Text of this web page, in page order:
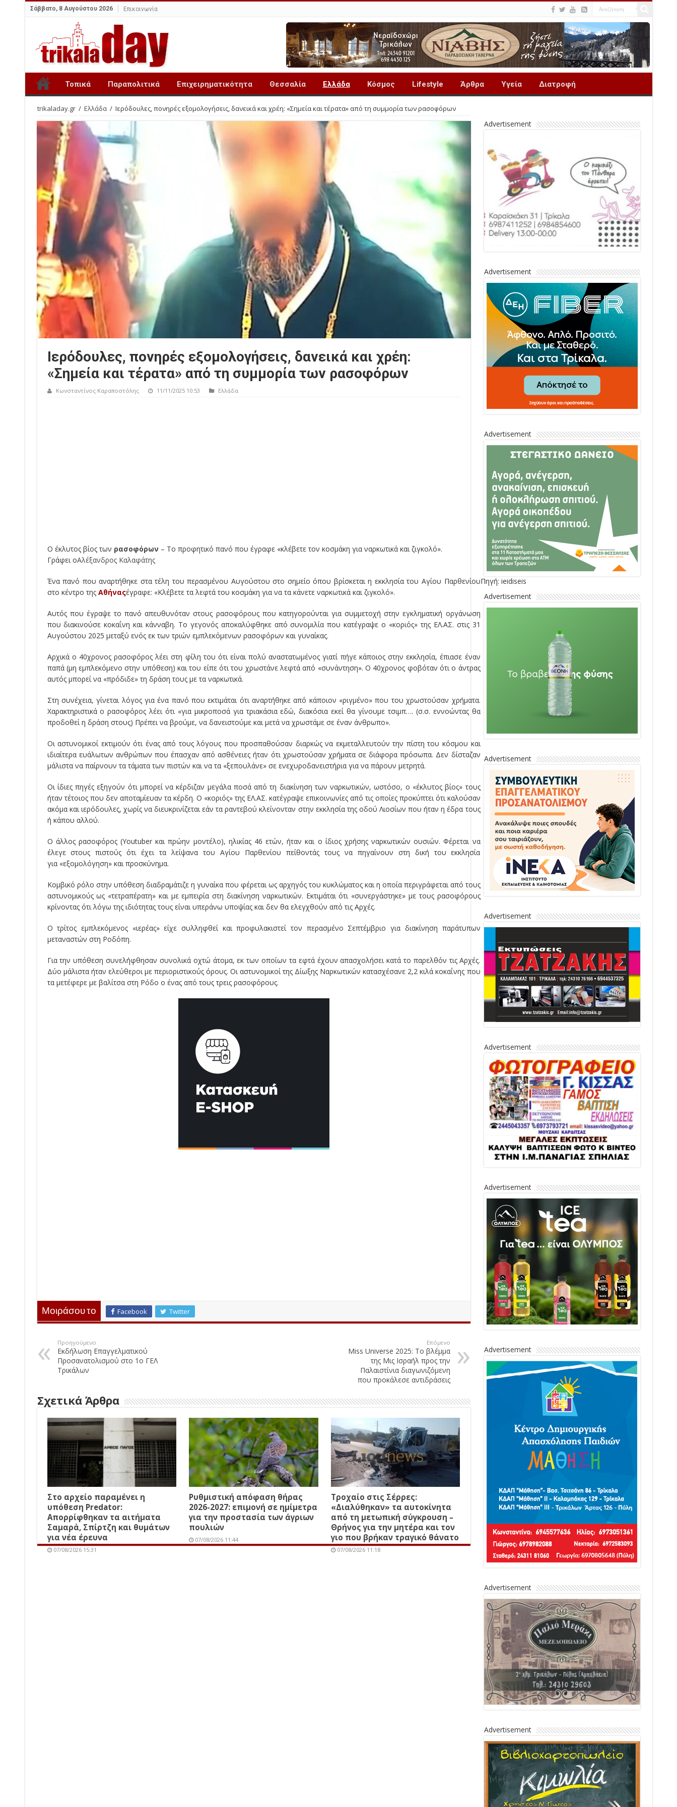
Σάββατο, 8 Αυγούστου 2026 Επικοινωνία
Τοπικά Παραπολιτικά Επιχειρηματικότητα Θεσσαλία Ελλάδα Κόσμος Lifestyle Άρθρα Υγεία Διατροφή
trikaladay.gr / Ελλάδα / Ιερόδουλες, πονηρές εξομολογήσεις, δανεικά και χρέη: «Σημεία και τέρατα» από τη συμμορία των ρασοφόρων
Ιερόδουλες, πονηρές εξομολογήσεις, δανεικά και χρέη:
«Σημεία και τέρατα» από τη συμμορία των ρασοφόρων
Κωνσταντίνος Καραποστόλης 11/11/2025 10:53 Ελλάδα
Ο έκλυτος βίος των ρασοφόρων – Το προφητικό πανό που έγραφε «κλέβετε τον κοσμάκη για ναρκωτικά και ζιγκολό».
Γράφει οΑλέξανδρος Καλαφάτης
Ένα πανό που αναρτήθηκε στα τέλη του περασμένου Αυγούστου στο σημείο όπου βρίσκεται η εκκλησία του Αγίου Παρθενίου
στο κέντρο της Αθήναςέγραφε: «Κλέβετε τα λεφτά του κοσμάκη για να τα κάνετε ναρκωτικά και ζιγκολό».
Αυτός που έγραψε το πανό απευθυνόταν στους ρασοφόρους που κατηγορούνται για συμμετοχή στην εγκληματική οργάνωση
που διακινούσε κοκαΐνη και κάνναβη. Το γεγονός αποκαλύφθηκε από συνομιλία που κατέγραψε ο «κοριός» της ΕΛ.ΑΣ. στις 31
Αυγούστου 2025 μεταξύ ενός εκ των τριών εμπλεκόμενων ρασοφόρων και γυναίκας.
Αρχικά ο 40χρονος ρασοφόρος λέει στη φίλη του ότι είναι πολύ αναστατωμένος γιατί πήγε κάποιος στην εκκλησία, έπιασε έναν
παπά (μη εμπλεκόμενο στην υπόθεση) και του είπε ότι του χρωστάνε λεφτά από «συνάντηση». Ο 40χρονος φοβόταν ότι ο άντρας
αυτός μπορεί να «πρόδιδε» τη δράση τους με τα ναρκωτικά.
Στη συνέχεια, γίνεται λόγος για ένα πανό που εκτιμάται ότι αναρτήθηκε από κάποιον «ριγμένο»που του χρωστούσαν χρήματα.
Χαρακτηριστικά ο ρασοφόρος λέει ότι «για μικροποσά για τριακάσιαεδώ, διακόσια εκεί θα γίνουμε τσιμπ…. (σ.σ. εννοώντας θα
προδοθεί η δράση στους) Πρέπει να βρούμε, να δανειστούμε και μετά να χρωστάμε σε έναν άνθρωπο».
Οι αστυνομικοί εκτιμούν ότι ένας από τους λόγους που προσπαθούσαν διαρκώς να εκμεταλλευτούν την πίστη του κόσμου και
ιδιαίτερα ευάλωτων ανθρώπων που έπασχαν από ασθένειες ήταν ότι χρωστούσαν χρήματα σε διάφορα πρόσωπα. Δεν δίσταζαν
μάλιστα να παίρνουν τα τάματα των πιστών και να τα «ξεπουλάνε» σε ενεχυροδανειστήρια για να πάρουν μετρητά.
Οι ίδιες πηγές εξηγούν ότι μπορεί να κέρδιζαν μεγάλα ποσά από τη διακίνηση των ναρκωτικών, ωστόσο, ο «έκλυτος βίος» τους
ήταν τέτοιος που δεν αποταμίευαν τα κέρδη. Ο «κοριός» της ΕΛ.ΑΣ. κατέγραψε επικοινωνίες από τις οποίες προκύπτει ότι καλούσαν
ακόμα και ιερόδουλες, χωρίς να διευκρινίζεται εάν τα ραντεβού κλείνονταν στην εκκλησία της οδού Λιοσίων που ήταν η έδρα τους
ή κάπου αλλού.
Ο άλλος ρασοφόρος (Youtuber και πρώην μοντέλο), ηλικίας 46 ετών, ήταν και ο ίδιος χρήσης ναρκωτικών ουσιών. Φέρεται να
έλεγε στους πιστούς ότι έχει τα λείψανα του Αγίου Παρθενίου πείθοντάς τους να πηγαίνουν στη δική του εκκλησία
για «εξομολόγηση» και προσκύνημα.
Κομβικό ρόλο στην υπόθεση διαδραμάτιζε η γυναίκα που φέρεται ως αρχηγός του κυκλώματος και η οποία περιγράφεται από τους
αστυνομικούς ως «τετραπέρατη» και με εμπειρία στη διακίνηση ναρκωτικών. Εκτιμάταιότι «συνεργάστηκε» με τους ρασοφόρους
κρίνοντας ότι λόγω της ιδιότητας τους είναι υπεράνω υποψίας και δεν θα ελεγχθούν από τις Αρχές.
Ο τρίτος εμπλεκόμενος «ιερέας»είχε συλληφθεί και προφυλακιστεί τον περασμένο Σεπτέμβριο για διακίνηση παράτυπων
μεταναστών στη Ροδόπη.
Για την υπόθεση συνελήφθησαν συνολικά οχτώ άτομα, εκ των οποίων τα εφτά έχουν απασχολήσει κατά το παρελθόν τις Αρχές.
Δύο μάλιστα ήταν ελεύθεροι με περιοριστικούς όρους. Οι αστυνομικοί της Δίωξης Ναρκωτικών κατασχέσανε 2,2 κιλά κοκαΐνης που
τα μετέφερε με βαλίτσα στη Ρόδο ο ένας από τους τρεις ρασοφόρους.
Πηγή: ieidiseis
Μοιράσου το Facebook Twitter
Προηγούμενο
Εκδήλωση Επαγγελματικού
Προσανατολισμού στο 1ο ΓΕΛ
Τρικάλων
Επόμενο
Miss Universe 2025: Το βλέμμα
της Μις Ισραήλ προς την
Παλαιστίνια διαγωνιζόμενη
που προκάλεσε αντιδράσεις
Σχετικά Άρθρα
Στο αρχείο παραμένει η
υπόθεση Predator:
Απορρίφθηκαν τα αιτήματα
Σαμαρά, Σπίρτζη και θυμάτων
για νέα έρευνα
07/08/2026 15:31
Ρυθμιστική απόφαση θήρας
2026-2027: επιμονή σε ημίμετρα
για την προστασία των άγριων
πουλιών
07/08/2026 11:44
Τροχαίο στις Σέρρες:
«Διαλύθηκαν» τα αυτοκίνητα
από τη μετωπική σύγκρουση –
Θρήνος για την μητέρα και τον
γιο που βρήκαν τραγικό θάνατο
07/08/2026 11:18
Advertisement
Advertisement
Advertisement
Advertisement
Advertisement
Advertisement
Advertisement
Advertisement
Advertisement
Advertisement
Advertisement